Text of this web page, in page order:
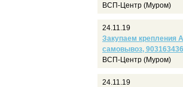
ВСП-Центр (Муром)
24.11.19
Закупаем крепления
самовывоз,
ВСП-Центр (Муром)
24.11.19